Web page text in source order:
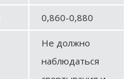
0,860-0,880
Не должно
наблюдаться